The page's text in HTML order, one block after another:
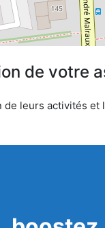
de votre
de leurs activités